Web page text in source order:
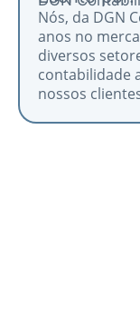
Nós, da DGN
anos no
diversos
contabilidade
nossos